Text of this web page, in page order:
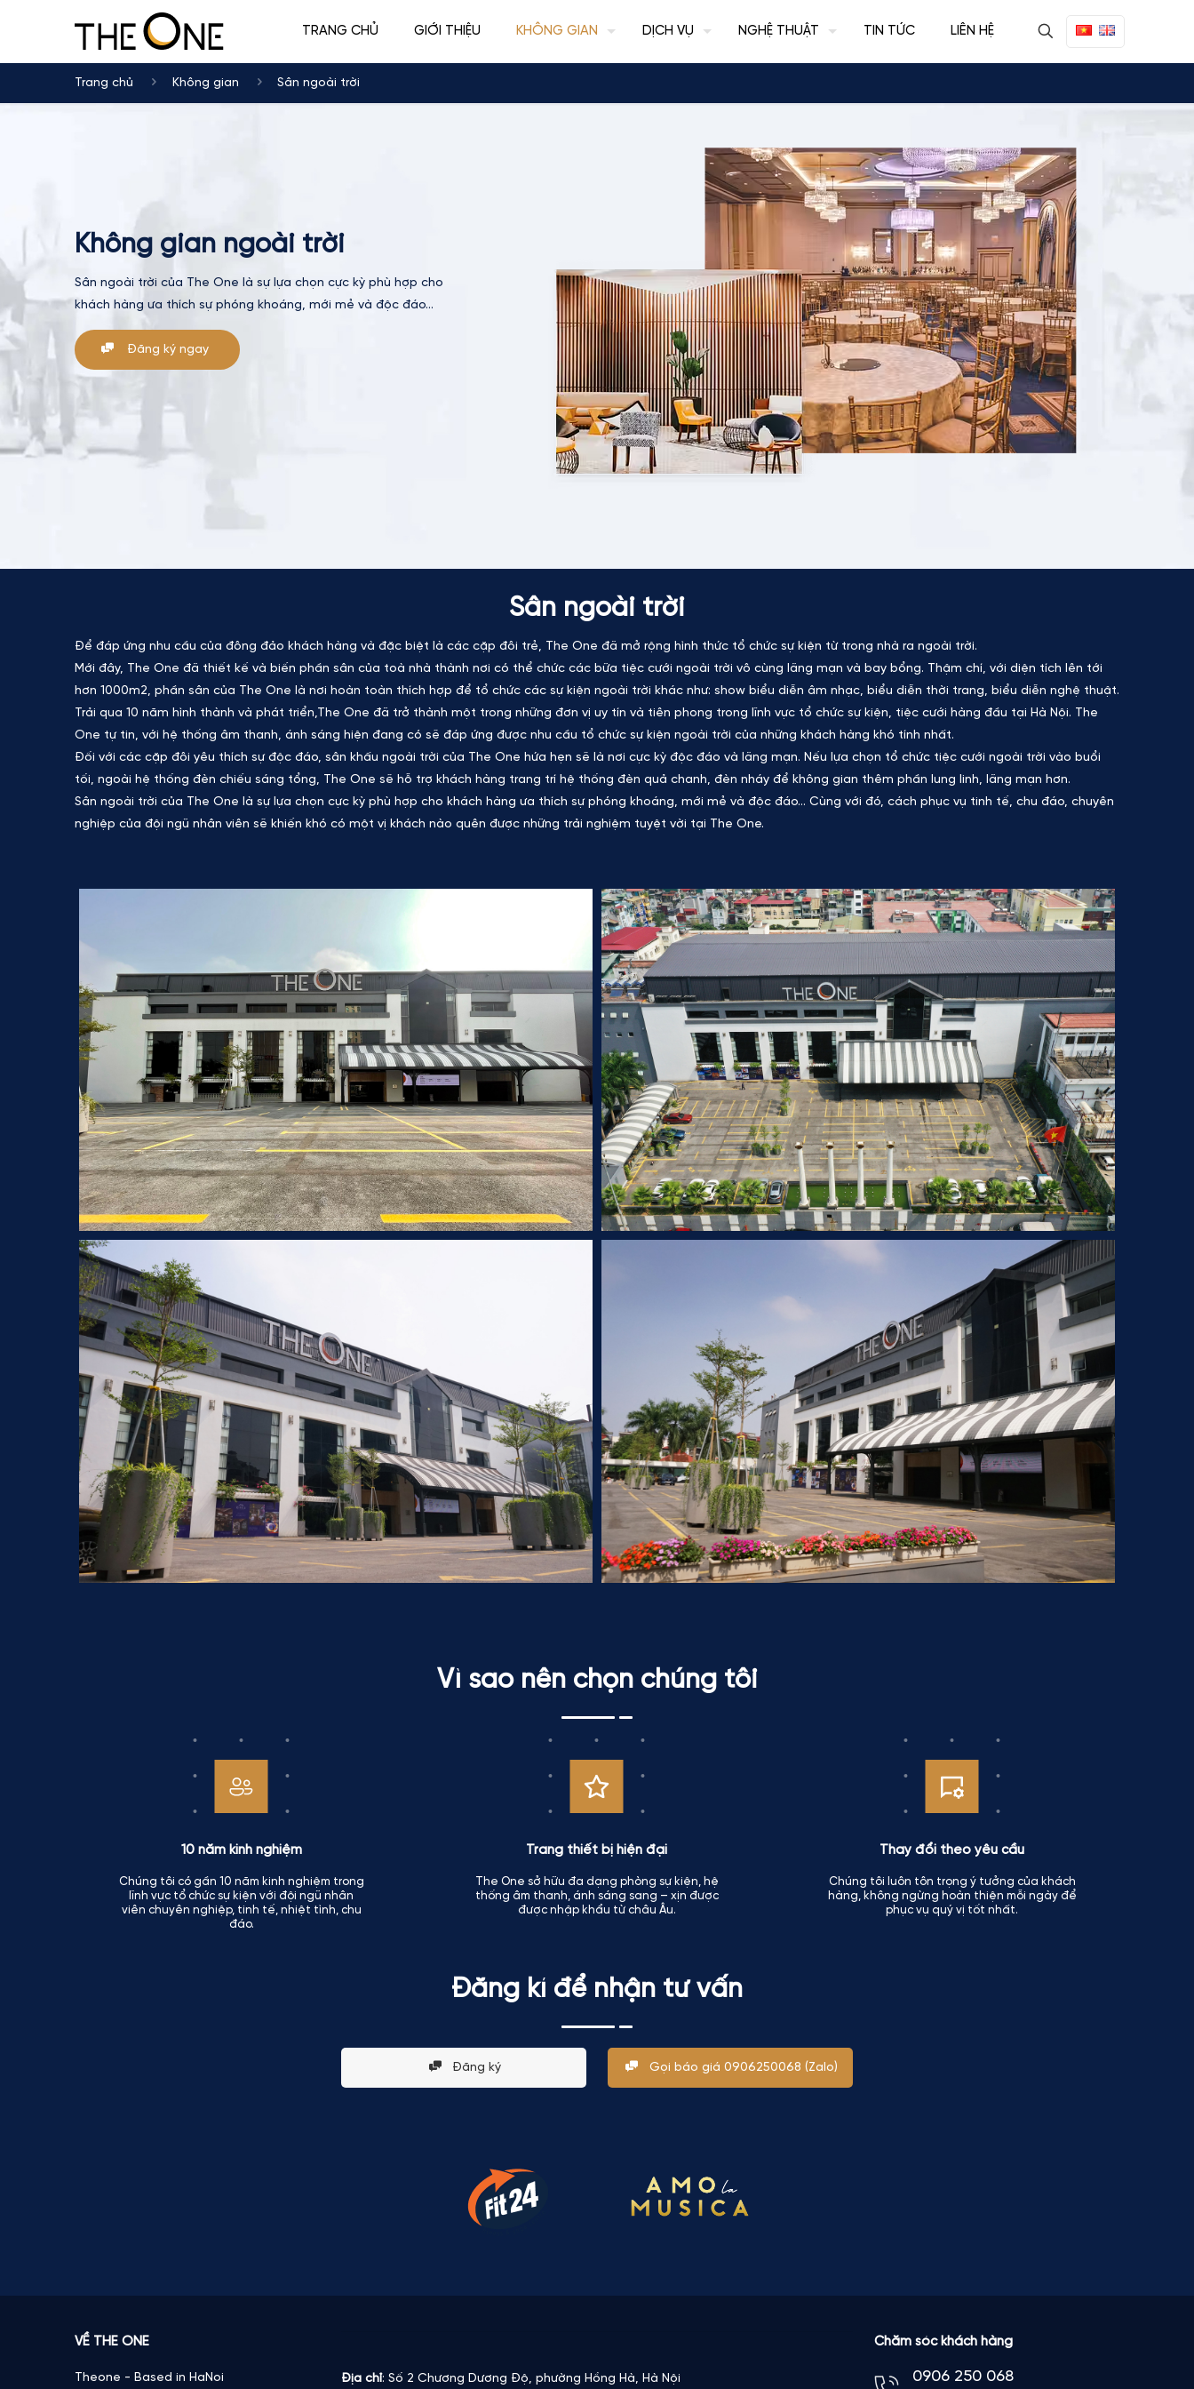
TRANG CHỦ GIỚI THIỆU KHÔNG GIAN DỊCH VỤ NGHỆ THUẬT TIN TỨC LIÊN HỆ
Trang chủ Không gian Sân ngoài trời
Không gian ngoài trời
Sân ngoài trời của The One là sự lựa chọn cực kỳ phù hợp cho
khách hàng ưa thích sự phóng khoáng, mới mẻ và độc đáo…
Đăng ký ngay
Sân ngoài trời
Để đáp ứng nhu cầu của đông đảo khách hàng và đặc biệt là các cặp đôi trẻ, The One đã mở rộng hình thức tổ chức sự kiện từ trong nhà ra ngoài trời.
Mới đây, The One đã thiết kế và biến phần sân của toà nhà thành nơi có thể chức các bữa tiệc cưới ngoài trời vô cùng lãng mạn và bay bổng. Thậm chí, với diện tích lên tới
hơn 1000m2, phần sân của The One là nơi hoàn toàn thích hợp để tổ chức các sự kiện ngoài trời khác như: show biểu diễn âm nhạc, biểu diễn thời trang, biểu diễn nghệ thuật.
Trải qua 10 năm hình thành và phát triển,The One đã trở thành một trong những đơn vị uy tín và tiên phong trong lĩnh vực tổ chức sự kiện, tiệc cưới hàng đầu tại Hà Nội. The
One tự tin, với hệ thống âm thanh, ánh sáng hiện đang có sẽ đáp ứng được nhu cầu tổ chức sự kiện ngoài trời của những khách hàng khó tính nhất.
Đối với các cặp đôi yêu thích sự độc đáo, sân khấu ngoài trời của The One hứa hẹn sẽ là nơi cực kỳ độc đáo và lãng mạn. Nếu lựa chọn tổ chức tiệc cưới ngoài trời vào buổi
tối, ngoài hệ thống đèn chiếu sáng tổng, The One sẽ hỗ trợ khách hàng trang trí hệ thống đèn quả chanh, đèn nháy để không gian thêm phần lung linh, lãng mạn hơn.
Sân ngoài trời của The One là sự lựa chọn cực kỳ phù hợp cho khách hàng ưa thích sự phóng khoáng, mới mẻ và độc đáo… Cùng với đó, cách phục vụ tinh tế, chu đáo, chuyên
nghiệp của đội ngũ nhân viên sẽ khiến khó có một vị khách nào quên được những trải nghiệm tuyệt vời tại The One.
Vì sao nên chọn chúng tôi
10 năm kinh nghiệm
Chúng tôi có gần 10 năm kinh nghiệm trong
lĩnh vực tổ chức sự kiện với đội ngũ nhân
viên chuyên nghiệp, tinh tế, nhiệt tình, chu
đáo.
Trang thiết bị hiện đại
The One sở hữu đa dạng phòng sự kiện, hệ
thống âm thanh, ánh sáng sang – xịn được
được nhập khẩu từ châu Âu.
Thay đổi theo yêu cầu
Chúng tôi luôn tôn trọng ý tưởng của khách
hàng, không ngừng hoàn thiện mỗi ngày để
phục vụ quý vị tốt nhất.
Đăng kí để nhận tư vấn
Đăng ký Gọi báo giá 0906250068 (Zalo)
VỀ THE ONE
Theone - Based in HaNoi Địa chỉ: Số 2 Chương Dương Độ, phường Hồng Hà, Hà Nội
Chăm sóc khách hàng
0906 250 068